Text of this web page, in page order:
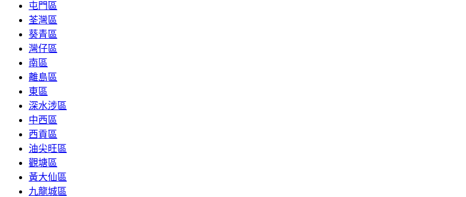
屯門區
荃灣區
葵青區
灣仔區
南區
離島區
東區
深水涉區
中西區
西貢區
油尖旺區
觀塘區
黃大仙區
九龍城區